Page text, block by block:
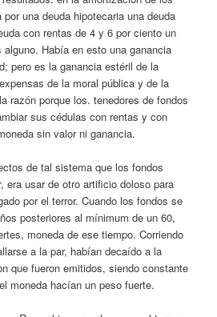
una deuda hipotecaria una deuda
con rentas de 4 y 6 por ciento un
Había en esto una ganancia
pero es la ganancia estéril de la
de la moral pública y de la
razón porque los. tenedores de fondos
sus cédulas con rentas y con
sin valor ni ganancia.
de tal sistema que los fondos
era usar de otro artificio doloso para
por el terror. Cuando los fondos se
posteriores al mínimum de un 60,
moneda de ese tiempo. Corriendo
a la par, habían decaído a la
que fueron emitidos, siendo constante
moneda hacían un peso fuerte.